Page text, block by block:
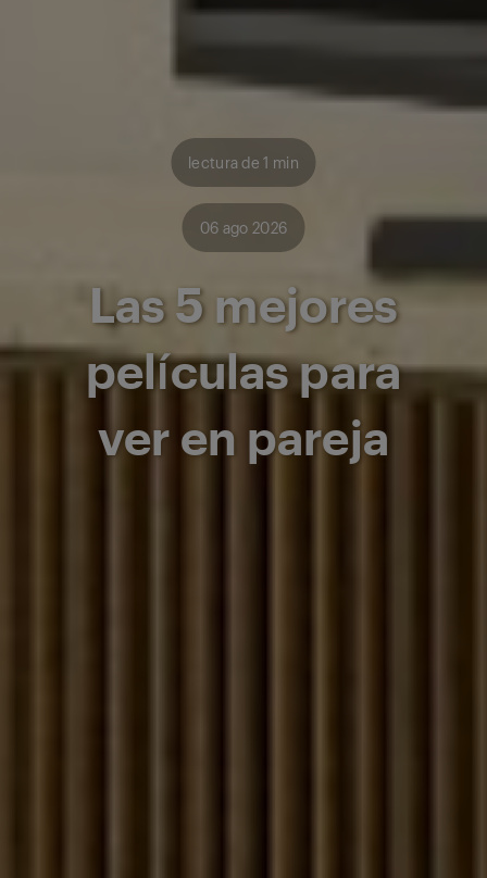
lectura de 1 min
06 ago 2026
Las 5 mejores
películas para
ver en pareja